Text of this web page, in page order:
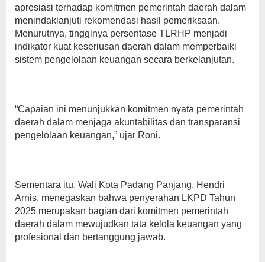
apresiasi terhadap komitmen pemerintah daerah dalam
menindaklanjuti rekomendasi hasil pemeriksaan.
Menurutnya, tingginya persentase TLRHP menjadi
indikator kuat keseriusan daerah dalam memperbaiki
sistem pengelolaan keuangan secara berkelanjutan.
“Capaian ini menunjukkan komitmen nyata pemerintah
daerah dalam menjaga akuntabilitas dan transparansi
pengelolaan keuangan,” ujar Roni.
Sementara itu, Wali Kota Padang Panjang, Hendri
Arnis, menegaskan bahwa penyerahan LKPD Tahun
2025 merupakan bagian dari komitmen pemerintah
daerah dalam mewujudkan tata kelola keuangan yang
profesional dan bertanggung jawab.